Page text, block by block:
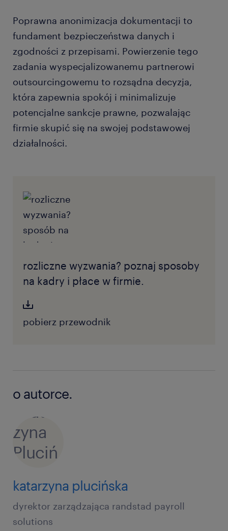
Poprawna anonimizacja dokumentacji to
fundament bezpieczeństwa danych i
zgodności z przepisami. Powierzenie tego
zadania wyspecjalizowanemu partnerowi
outsourcingowemu to rozsądna decyzja,
która zapewnia spokój i minimalizuje
potencjalne sankcje prawne, pozwalając
firmie skupić się na swojej podstawowej
działalności.
rozliczne wyzwania? poznaj sposoby
na kadry i płace w firmie.
pobierz przewodnik
o autorce.
katarzyna plucińska
dyrektor zarządzająca randstad payroll
solutions